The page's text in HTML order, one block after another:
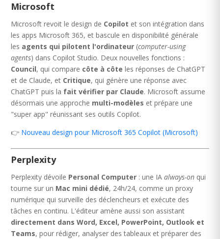
Microsoft
Microsoft revoit le design de Copilot et son intégration dans
les apps Microsoft 365, et bascule en disponibilité générale
les agents qui pilotent l'ordinateur (computer-using
agents) dans Copilot Studio. Deux nouvelles fonctions :
Council, qui compare côte à côte les réponses de ChatGPT
et de Claude, et Critique, qui génère une réponse avec
ChatGPT puis la fait vérifier par Claude. Microsoft assume
désormais une approche multi-modèles et prépare une
"super app" réunissant ses outils Copilot.
👉 Nouveau design pour Microsoft 365 Copilot (Microsoft)
Perplexity
Perplexity dévoile Personal Computer : une IAalways-on qui
tourne sur un Mac mini dédié, 24h/24, comme un proxy
numérique qui surveille des déclencheurs et exécute des
tâches en continu. L'éditeur amène aussi son assistant
directement dans Word, Excel, PowerPoint, Outlook et
Teams, pour rédiger, analyser des tableaux et préparer des